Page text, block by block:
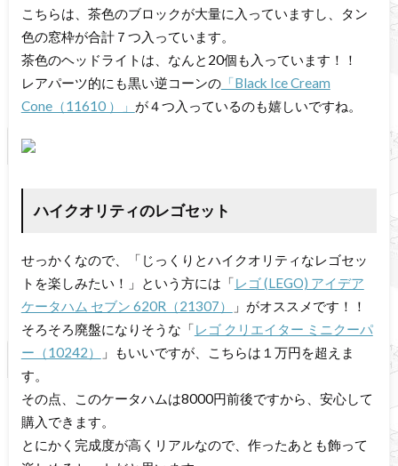
こちらは、茶色のブロックが大量に入っていますし、タン
色の窓枠が合計７つ入っています。
茶色のヘッドライトは、なんと20個も入っています！！
レアパーツ的にも黒い逆コーンの「Black Ice Cream
Cone（11610 ）」 が４つ入っているのも嬉しいですね。
ハイクオリティのレゴセット
せっかくなので、「じっくりとハイクオリティなレゴセッ
トを楽しみたい！」という方には「レゴ (LEGO) アイデア
ケータハム セブン 620R（21307）
」がオススメです！！
そろそろ廃盤になりそうな「レゴ クリエイター ミニクーパ
ー（10242）
」もいいですが、こちらは１万円を超えま
す。
その点、このケータハムは8000円前後ですから、安心して
購入できます。
とにかく完成度が高くリアルなので、作ったあとも飾って